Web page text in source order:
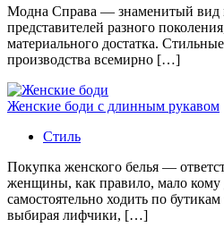
Модна Справа — знаменитый вид
представителей разного
материального достатка.
производства всемирно […]
Женские боди с длинным рукавом
Стиль
Покупка женского белья —
женщины, как правило, мало кому
самостоятельно ходить по
выбирая лифчики, […]